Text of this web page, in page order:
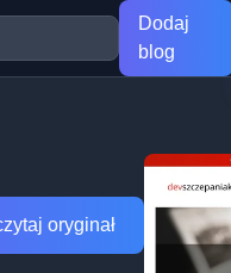
Dodaj
blog
oryginał